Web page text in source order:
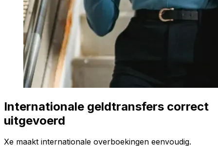
Internationale geldtransfers correct
uitgevoerd
Xe maakt internationale overboekingen eenvoudig.